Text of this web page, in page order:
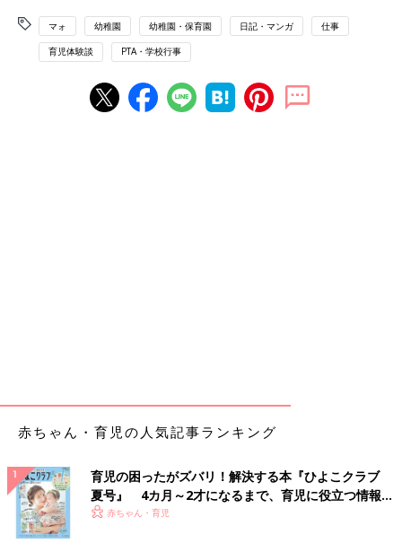
マォ 幼稚園 幼稚園・保育園 日記・マンガ 仕事
育児体験談 PTA・学校行事
赤ちゃん・育児の人気記事ランキング
育児の困ったがズバリ！解決する本『ひよこクラブ
夏号』 4カ月～2才になるまで、育児に役立つ情報が
いっぱい！
赤ちゃん・育児